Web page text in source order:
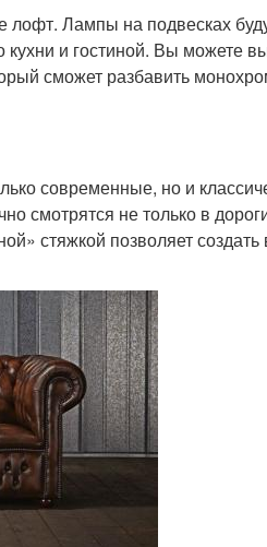
Лампы на подвесках
кухни и гостиной. Вы можете
сможет разбавить
современные, но и
смотрятся не только в
стяжкой позволяет создать